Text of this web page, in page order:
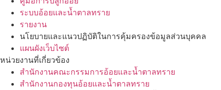
ระบบอ้อยและน้ำตาลทราย
รายงาน
นโยบายและแนวปฏิบัติในการคุ้มครองข้อมูลส่วนบุคคล
แผนผังเว็บไซต์
หน่วยงานที่เกี่ยวข้อง
สำนักงานคณะกรรมการอ้อยและน้ำตาลทราย
สำนักงานกองทุนอ้อยและน้ำตาลทราย